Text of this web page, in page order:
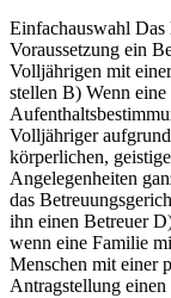
Einfachauswahl Das
Voraussetzung ein
Volljährigen mit
stellen B) Wenn
Volljähriger
körperlichen,
Angelegenheiten
das
ihn einen Betreuer
wenn eine Familie
Menschen mit einer
Antragstellung